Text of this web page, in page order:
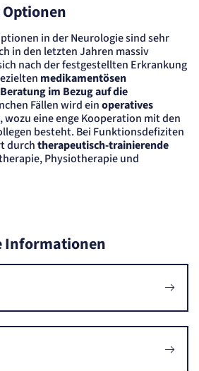
in der Neurologie sind sehr
in den letzten Jahren massiv
nach der festgestellten Erkrankung
medikamentösen
Beratung im Bezug auf die
Fällen wird einoperatives
eine enge Kooperation mit den
besteht. Bei Funktionsdefiziten
durchtherapeutisch-trainierende
Physiotherapie und
Informationen
u.A.
Eigenschaften des Benutzers, um die entsprechenden